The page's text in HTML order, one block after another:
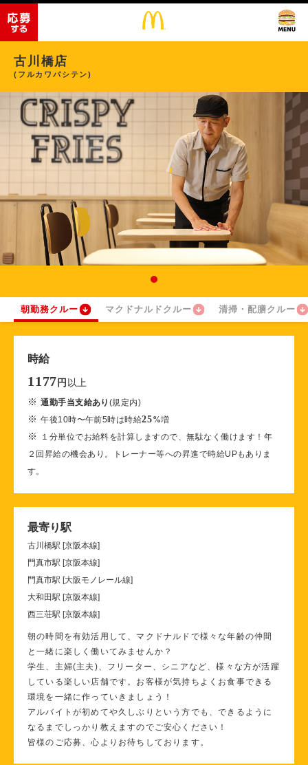
古川橋店
(フルカワバシテン)
朝勤務クルー マクドナルドクルー 清掃・配膳クルー
時給
1177 円 以上
※通勤手当支給あり (規定内)
※午後10時〜午前5時は時給25%増
※
１分単位でお給料を計算しますので、無駄なく働けます！年
２回昇給の機会あり。トレーナー等への昇進で時給UPもありま
す。
最寄り駅
古川橋駅 [京阪本線]
門真市駅 [京阪本線]
門真市駅 [大阪モノレール線]
大和田駅 [京阪本線]
西三荘駅 [京阪本線]
朝の時間を有効活用して、マクドナルドで様々な年齢の仲間
と一緒に楽しく働いてみませんか？
学生、主婦(主夫)、フリーター、シニアなど、様々な方が活躍
している楽しい店舗です。お客様が気持ちよくお食事できる
環境を一緒に作っていきましょう！
アルバイトが初めてや久しぶりという方でも、できるように
なるまでしっかり教えますのでご安心ください！
皆様のご応募、心よりお待ちしております。